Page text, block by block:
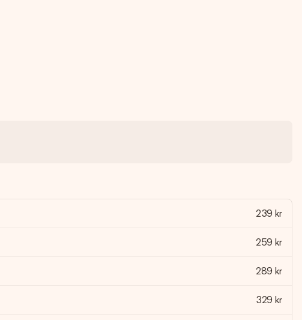
239 kr
259 kr
289 kr
329 kr